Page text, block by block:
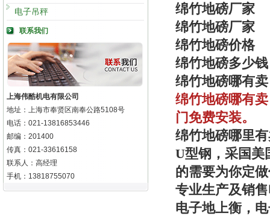
电子吊秤
联系我们
上海伟酷机电有限公司
地址：上海市奉贤区南奉公路5108号
电话：021-13816853446
邮编：201400
传真：021-33616158
联系人：高经理
手机：13818755070
绵竹地磅厂家
绵竹地磅厂家
绵竹地磅价格
绵竹地磅多少钱
绵竹地磅哪有卖
绵竹地磅哪有
门免费安装。
绵竹地磅哪里
U型钢，采国美
的需要为你定
专业生产及销
电子地上衡，